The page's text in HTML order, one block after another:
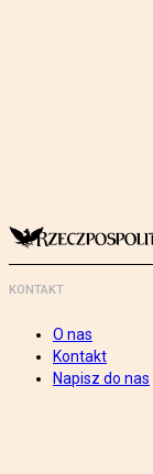
KONTAKT
O nas
Kontakt
Napisz do nas